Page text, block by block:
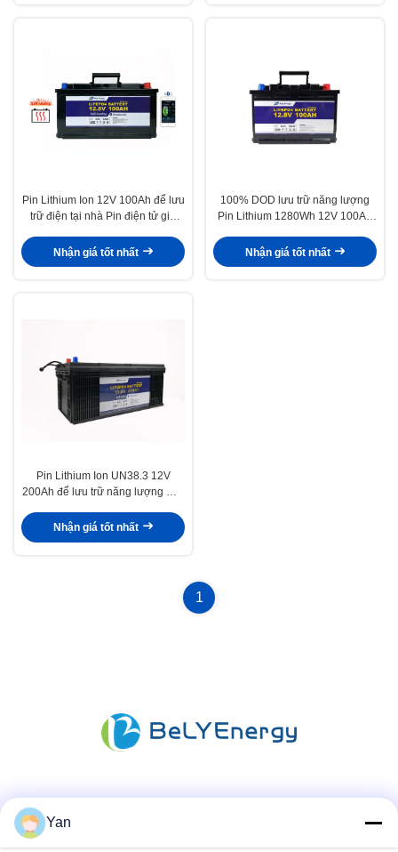
Pin Lithium Ion 12V 100Ah để lưu
trữ điện tại nhà Pin điện tử gia
Nhận giá tốt nhất
100% DOD lưu trữ năng lượng
Pin Lithium 1280Wh 12V 100Ah
Nhận giá tốt nhất
Pin Lithium Ion UN38.3 12V
200Ah để lưu trữ năng lượng mặt
Nhận giá tốt nhất
1
Yan